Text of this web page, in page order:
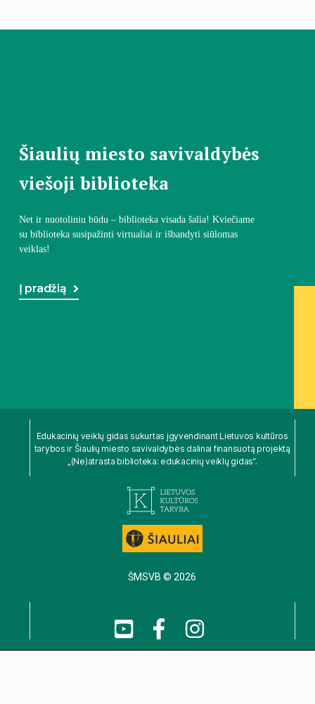
Šiaulių miesto savivaldybės
viešoji biblioteka
Net ir nuotoliniu būdu – biblioteka visada šalia! Kviečiame
su biblioteka susipažinti virtualiai ir išbandyti siūlomas
veiklas!
Į pradžią
Edukacinių veiklų gidas sukurtas įgyvendinant Lietuvos kultūros
tarybos ir Šiaulių miesto savivaldybės dalinai finansuotą projektą
„(Ne)atrasta biblioteka: edukacinių veiklų gidas“.
ŠMSVB © 2026